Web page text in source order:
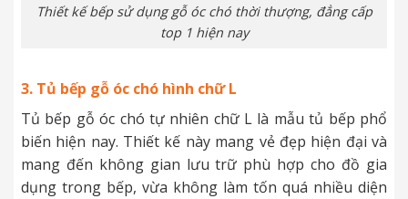
Thiết kế bếp sử dụng gỗ óc chó thời thượng, đẳng cấp
top 1 hiện nay
3. Tủ bếp gỗ óc chó hình chữ L
Tủ bếp gỗ óc chó tự nhiên chữ L là mẫu tủ bếp phổ
biến hiện nay. Thiết kế này mang vẻ đẹp hiện đại và
mang đến không gian lưu trữ phù hợp cho đồ gia
dụng trong bếp, vừa không làm tốn quá nhiều diện